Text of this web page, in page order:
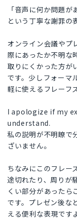
「音声に何か問題
という丁寧な謝罪の
オンライン会議やプ
際にあったか不明な
取りにくかった方が
です。少しフォーマ
軽に使えるフレーフ
I apologize if my
understand.
私の説明が不明瞭で
ざいません。
ちなみにこのフレー
途切れたり、周りが
くい部分があったら
です。プレゼン後な
える便利な表現です